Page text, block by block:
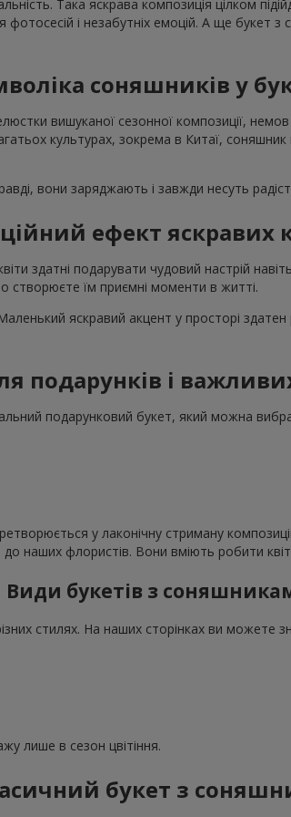
Така яскрава композиція цілком
і незабутніх емоцій. А ще букет
соняшників у
вишуканої сезонної композиції,
культурах, зокрема в Китаї,
вони заряджають і завжди несуть
ефект яскравих
здатні подарувати чудовий настрій
створюєте їм приємні моменти в житті.
яскравий акцент у просторі
подарунків і
подарунковий букет, який можна
у лаконічну стриману
до наших флористів. Вони вміють робити
Види букетів з
стилях. На наших сторінках ви можете
лише в сезон цвітіння.
букет з